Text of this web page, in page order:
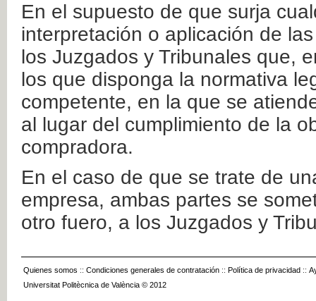
En el supuesto de que surja
interpretación o aplicación de
los Juzgados y Tribunales que,
los que disponga la normativa
competente, en la que se
al lugar del cumplimiento de la
compradora.
En el caso de que se trate de
empresa, ambas partes se
otro fuero, a los Juzgados y
Quienes somos :: Condiciones generales de contratación :: Política de privacidad ::
Universitat Politècnica de València © 2012